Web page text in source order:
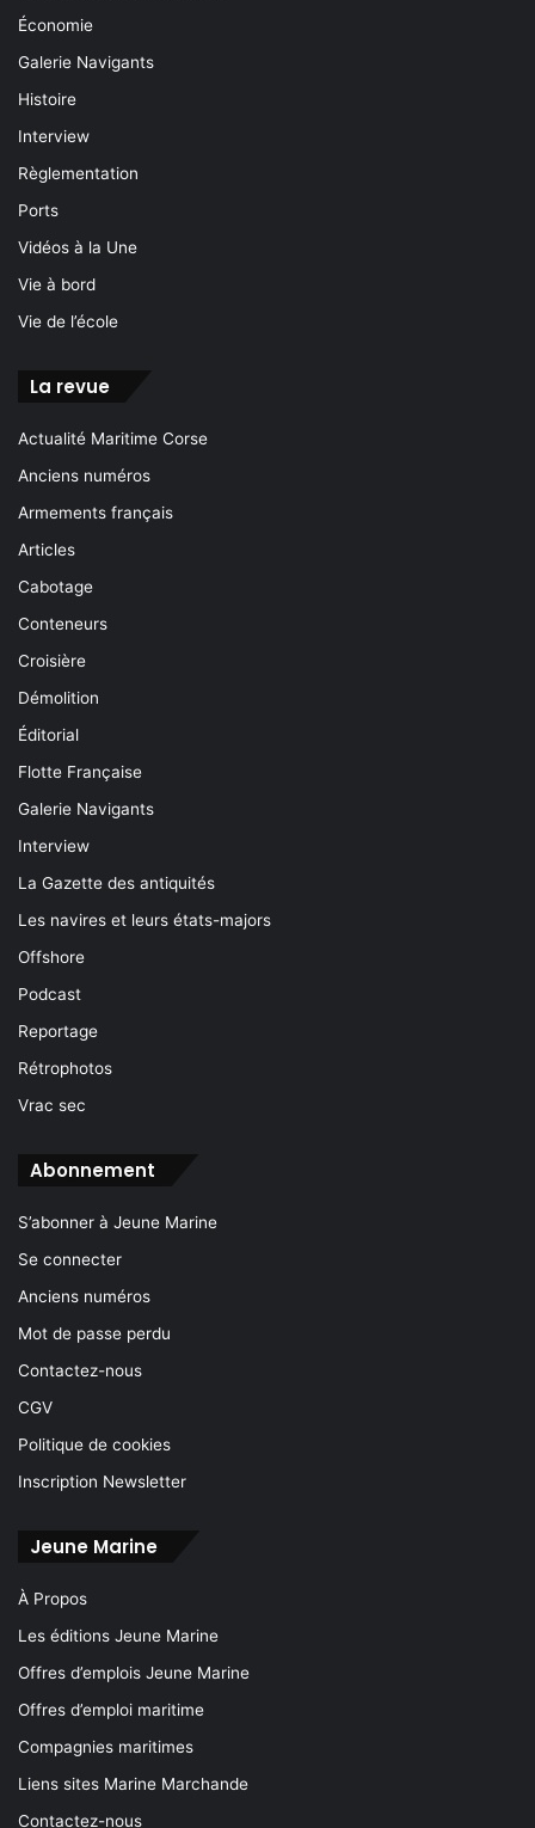
Économie
Galerie Navigants
Histoire
Interview
Règlementation
Ports
Vidéos à la Une
Vie à bord
Vie de l’école
La revue
Actualité Maritime Corse
Anciens numéros
Armements français
Articles
Cabotage
Conteneurs
Croisière
Démolition
Éditorial
Flotte Française
Galerie Navigants
Interview
La Gazette des antiquités
Les navires et leurs états-majors
Offshore
Podcast
Reportage
Rétrophotos
Vrac sec
Abonnement
S’abonner à Jeune Marine
Se connecter
Anciens numéros
Mot de passe perdu
Contactez-nous
CGV
Politique de cookies
Inscription Newsletter
Jeune Marine
À Propos
Les éditions Jeune Marine
Offres d’emplois Jeune Marine
Offres d’emploi maritime
Compagnies maritimes
Liens sites Marine Marchande
Contactez-nous